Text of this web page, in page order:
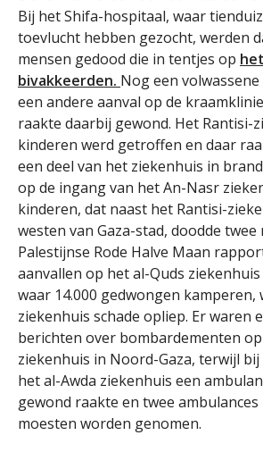
Bij het Shifa-hospitaal, waar
toevlucht hebben gezocht, werden
mensen gedood die in tentjes op
bivakkeerden. Nog een
een andere aanval op de
raakte daarbij gewond. Het Rantisi-
kinderen werd getroffen en daar
een deel van het ziekenhuis in
op de ingang van het An-Nasr
kinderen, dat naast het Rantisi-
westen van Gaza-stad, doodde twee
Palestijnse Rode Halve Maan
aanvallen op het al-Quds
waar 14.000 gedwongen kamperen,
ziekenhuis schade opliep. Er waren
berichten over bombardementen
ziekenhuis in Noord-Gaza, terwijl bij
het al-Awda ziekenhuis een
gewond raakte en twee
moesten worden genomen.